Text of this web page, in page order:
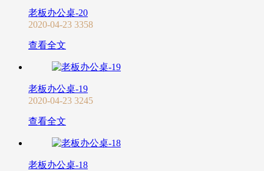
老板办公桌-20
2020-04-23 3358
查看全文
老板办公桌-19
2020-04-23 3245
查看全文
老板办公桌-18